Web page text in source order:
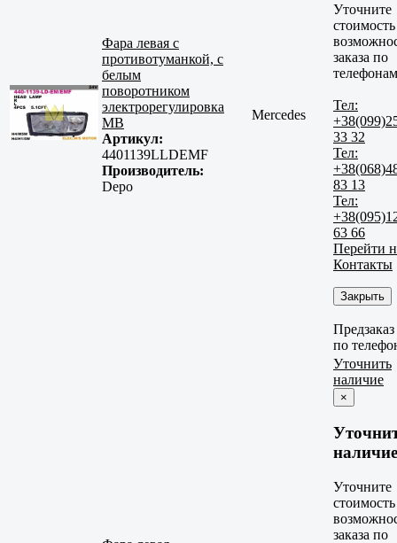
Фара левая с
противотуманкой, с
белым
поворотником
электрорегулировка
MB
Артикул:
4401139LLDEMF
Производитель:
Depo
Mercedes
Уточните
заказа по
Тел:
33 32
Тел:
83 13
Тел:
63 66
Перейти
Контакты
Закрыть
Предзаказ
по
Уточнить
наличие
×
наличие
Уточните
заказа по